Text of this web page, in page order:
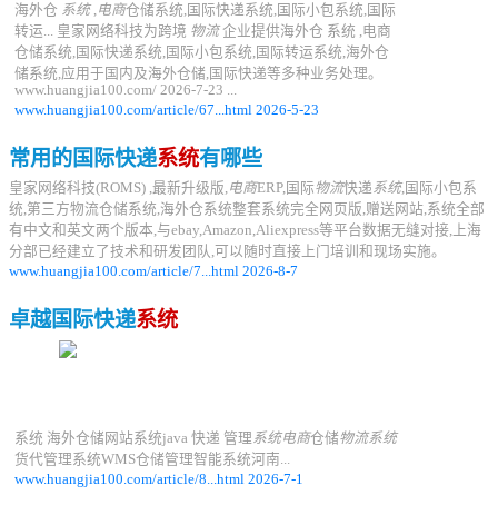
海外仓 系统,电商仓储系统,国际快递系统,国际小包系统,国际
转运... 皇家网络科技为跨境 物流企业提供海外仓 系统 ,电商
仓储系统,国际快递系统,国际小包系统,国际转运系统,海外仓
储系统,应用于国内及海外仓储,国际快递等多种业务处理。
www.huangjia100.com/ 2026-7-23 ...
www.huangjia100.com/article/67...html 2026-5-23
常用的国际快递系统有哪些
皇家网络科技(ROMS) ,最新升级版,电商ERP,国际物流快递系统,国际小包系
统,第三方物流仓储系统,海外仓系统整套系统完全网页版,赠送网站,系统全部
有中文和英文两个版本,与ebay,Amazon,Aliexpress等平台数据无缝对接,上海
分部已经建立了技术和研发团队,可以随时直接上门培训和现场实施。
www.huangjia100.com/article/7...html 2026-8-7
卓越国际快递系统
系统 海外仓储网站系统java 快递 管理系统电商仓储物流系统
货代管理系统WMS仓储管理智能系统河南...
www.huangjia100.com/article/8...html 2026-7-1